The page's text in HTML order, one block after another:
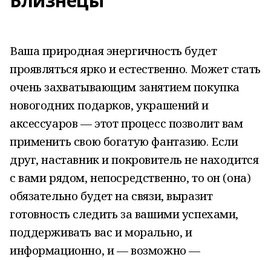
Ваша природная энергичность будет
проявляться ярко и естественно. Может стать
очень захватывающим занятием покупка
новогодних подарков, украшений и
аксессуаров — этот процесс позволит вам
применить свою богатую фантазию. Если
друг, наставник и покровитель не находится
с вами рядом, непосредственно, то он (она)
обязательно будет на связи, выразит
готовность следить за вашими успехами,
поддерживать вас и морально, и
информационно, и — возможно —